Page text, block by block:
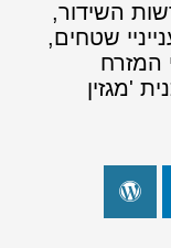
השידור,
שטחים,
המזרח
'מגזין